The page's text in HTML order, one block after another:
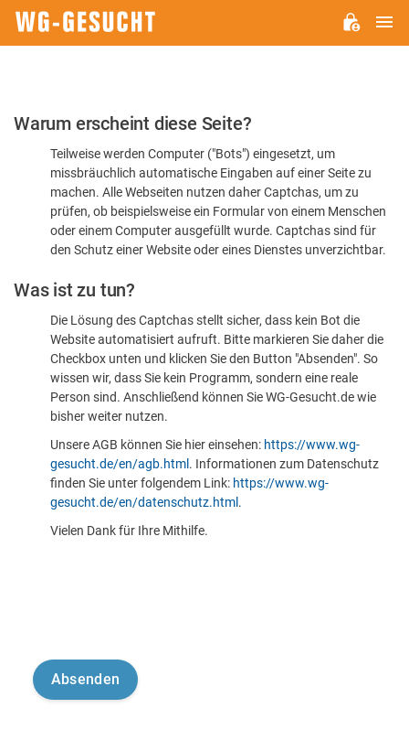
Bitte
dass
sind
Warum erscheint diese Seite?
Teilweise werden Computer ("Bots") eingesetzt, um
missbräuchlich automatische Eingaben auf einer Seite zu
machen. Alle Webseiten nutzen daher Captchas, um zu
prüfen, ob beispielsweise ein Formular von einem Menschen
oder einem Computer ausgefüllt wurde. Captchas sind für
den Schutz einer Website oder eines Dienstes unverzichtbar.
Was ist zu tun?
Die Lösung des Captchas stellt sicher, dass kein Bot die
Website automatisiert aufruft. Bitte markieren Sie daher die
Checkbox unten und klicken Sie den Button "Absenden". So
wissen wir, dass Sie kein Programm, sondern eine reale
Person sind. Anschließend können Sie WG-Gesucht.de wie
bisher weiter nutzen.
Unsere AGB können Sie hier einsehen: https://www.wg-
gesucht.de/en/agb.html . Informationen zum Datenschutz
finden Sie unter folgendem Link: https://www.wg-
gesucht.de/en/datenschutz.html .
Vielen Dank für Ihre Mithilfe.